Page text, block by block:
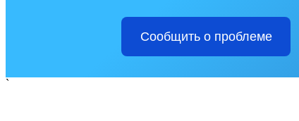
Сообщить о проблеме
`